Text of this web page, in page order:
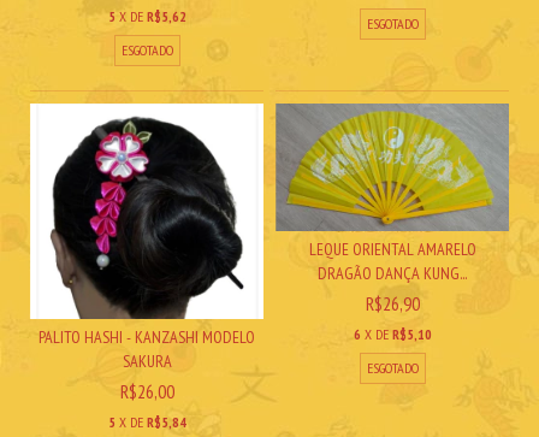
5 X DE R$5,62
ESGOTADO
ESGOTADO
PALITO HASHI - KANZASHI MODELO
SAKURA
R$26,00
5 X DE R$5,84
LEQUE ORIENTAL AMARELO
DRAGÃO DANÇA KUNG...
R$26,90
6 X DE R$5,10
ESGOTADO